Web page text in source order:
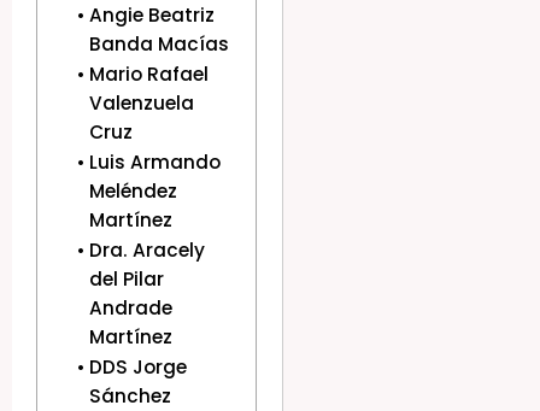
Angie Beatriz
Banda Macías
Mario Rafael
Valenzuela
Cruz
Luis Armando
Meléndez
Martínez
Dra. Aracely
del Pilar
Andrade
Martínez
DDS Jorge
Sánchez